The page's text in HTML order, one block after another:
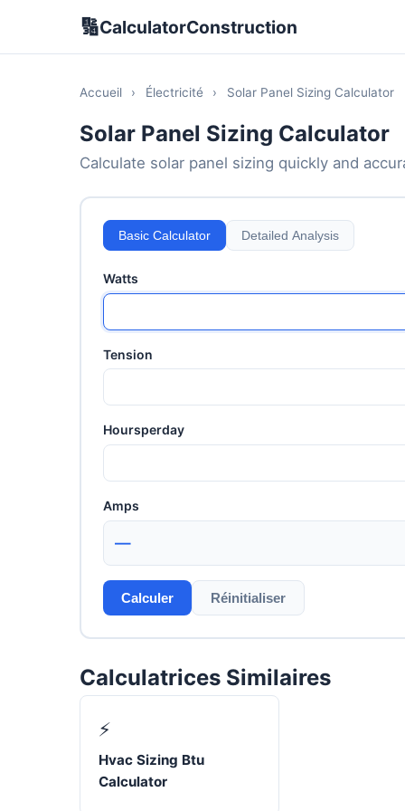
🔢CalculatorConstruction
Accueil › Électricité › Solar Panel Sizing Calculator
Solar Panel Sizing Calculator
Calculate solar panel sizing quickly and
Basic Calculator Detailed Analysis
Watts
Tension
Hoursperday
Amps
—
Calculer Réinitialiser
Calculatrices Similaires
⚡
Hvac Sizing Btu
Calculator